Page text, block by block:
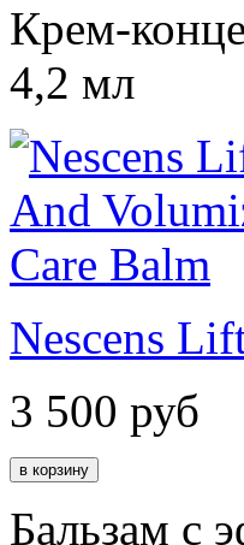
Крем-
4,2 мл
Nescens
3 500 руб
Бальзам с